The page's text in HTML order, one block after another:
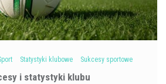
Statystyki klubowe Sukcesy sportowe
i statystyki klubu